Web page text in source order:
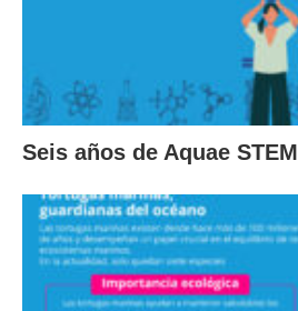
Seis años de Aquae STEM